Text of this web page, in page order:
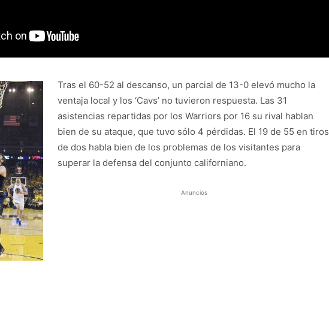
Tras el 60-52 al descanso, un parcial de 13-0 elevó mucho la
ventaja local y los ‘Cavs’ no tuvieron respuesta. Las 31
asistencias repartidas por los Warriors por 16 su rival hablan
bien de su ataque, que tuvo sólo 4 pérdidas. El 19 de 55 en tiros
de dos habla bien de los problemas de los visitantes para
superar la defensa del conjunto californiano.
Anuncios